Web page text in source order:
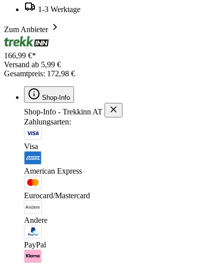
1-3 Werktage
Zum Anbieter
166,99 €*
Versand ab 5,99 €
Gesamtpreis: 172,98 €
Shop-Info
Shop-Info - Trekkinn AT
Zahlungsarten:
Visa
American Express
Eurocard/Mastercard
Andere
PayPal